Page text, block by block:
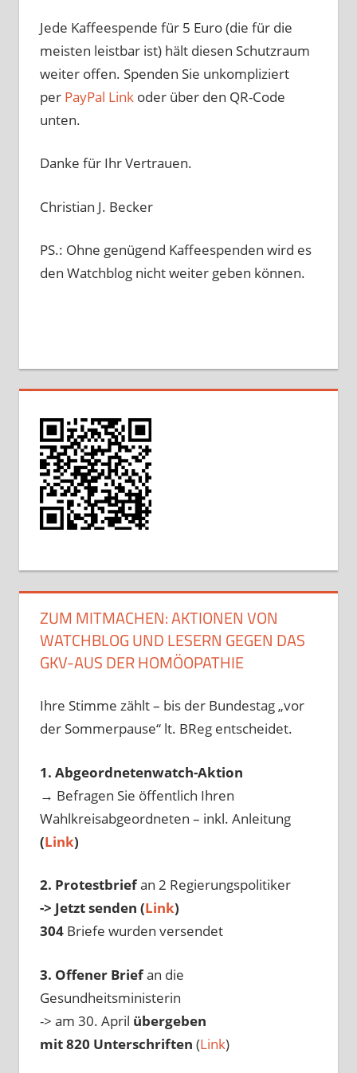
Jede Kaffeespende für 5 Euro (die für die
meisten leistbar ist) hält diesen Schutzraum
weiter offen. Spenden Sie unkompliziert
per PayPal Linkoder über den QR-Code
unten.
Danke für Ihr Vertrauen.
Christian J. Becker
PS.: Ohne genügend Kaffeespenden wird es
den Watchblog nicht weiter geben können.
ZUM MITMACHEN: AKTIONEN VON
WATCHBLOG UND LESERN GEGEN DAS
GKV-AUS DER HOMÖOPATHIE
Ihre Stimme zählt – bis der Bundestag „vor
der Sommerpause“ lt. BReg entscheidet.
1. Abgeordnetenwatch-Aktion
→ Befragen Sie öffentlich Ihren
Wahlkreisabgeordneten – inkl. Anleitung
(Link)
2. Protestbriefan 2 Regierungspolitiker
-> Jetzt senden (Link)
304Briefe wurden versendet
3. Offener Briefan die
Gesundheitsministerin
-> am 30. April übergeben
mit 820 Unterschriften (Link)